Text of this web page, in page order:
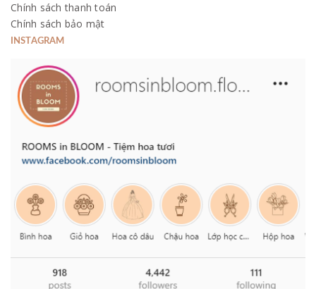
Chính sách thanh toán
Chính sách bảo mật
INSTAGRAM